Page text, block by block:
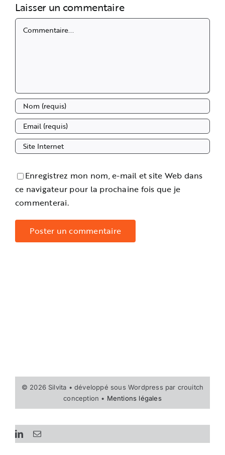
Laisser un commentaire
Commentaire
Enregistrez mon nom, e-mail et site Web dans
ce navigateur pour la prochaine fois que je
commenterai.
© 2026 Silvita • développé sous Wordpress par crouitch
conception • Mentions légales